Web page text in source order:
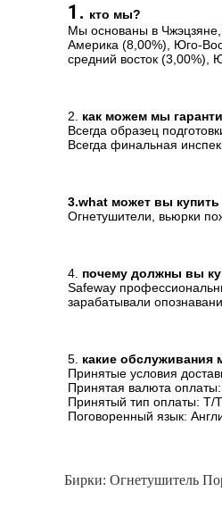
1. кто мы?
Мы основаны в
Америка (8,00%), Юго-
средний восток (3,00%),
2. как можем мы
Всегда образец
Всегда финальная
3.what может вы купить
Огнетушители, вьюрки
4. почему должны вы
Safeway
зарабатывали
5. какие
Принятые условия
Принятая валюта оплаты:
Принятый тип оплаты: T/
Поговоренный язык:
Бирки: Огнетушитель